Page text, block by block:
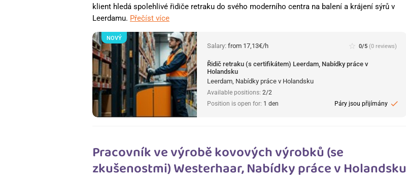
klient hledá spolehlivé řidiče retraku do svého moderního centra na balení a krájení sýrů v
Leerdamu. Přečíst více
Salary: from 17,13€/h star_border 0/5 (0 reviews)
Řidič retraku (s certifikátem) Leerdam, Nabídky práce v
Holandsku
Leerdam, Nabídky práce v Holandsku
Available positions: 2/2
Position is open for: 1 den Páry jsou přijímány check
NOVÝ
Pracovník ve výrobě kovových výrobků (se
zkušenostmi) Westerhaar, Nabídky práce v Holandsku